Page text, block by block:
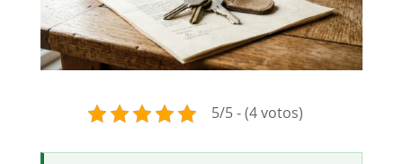
5/5 - (4 votos)